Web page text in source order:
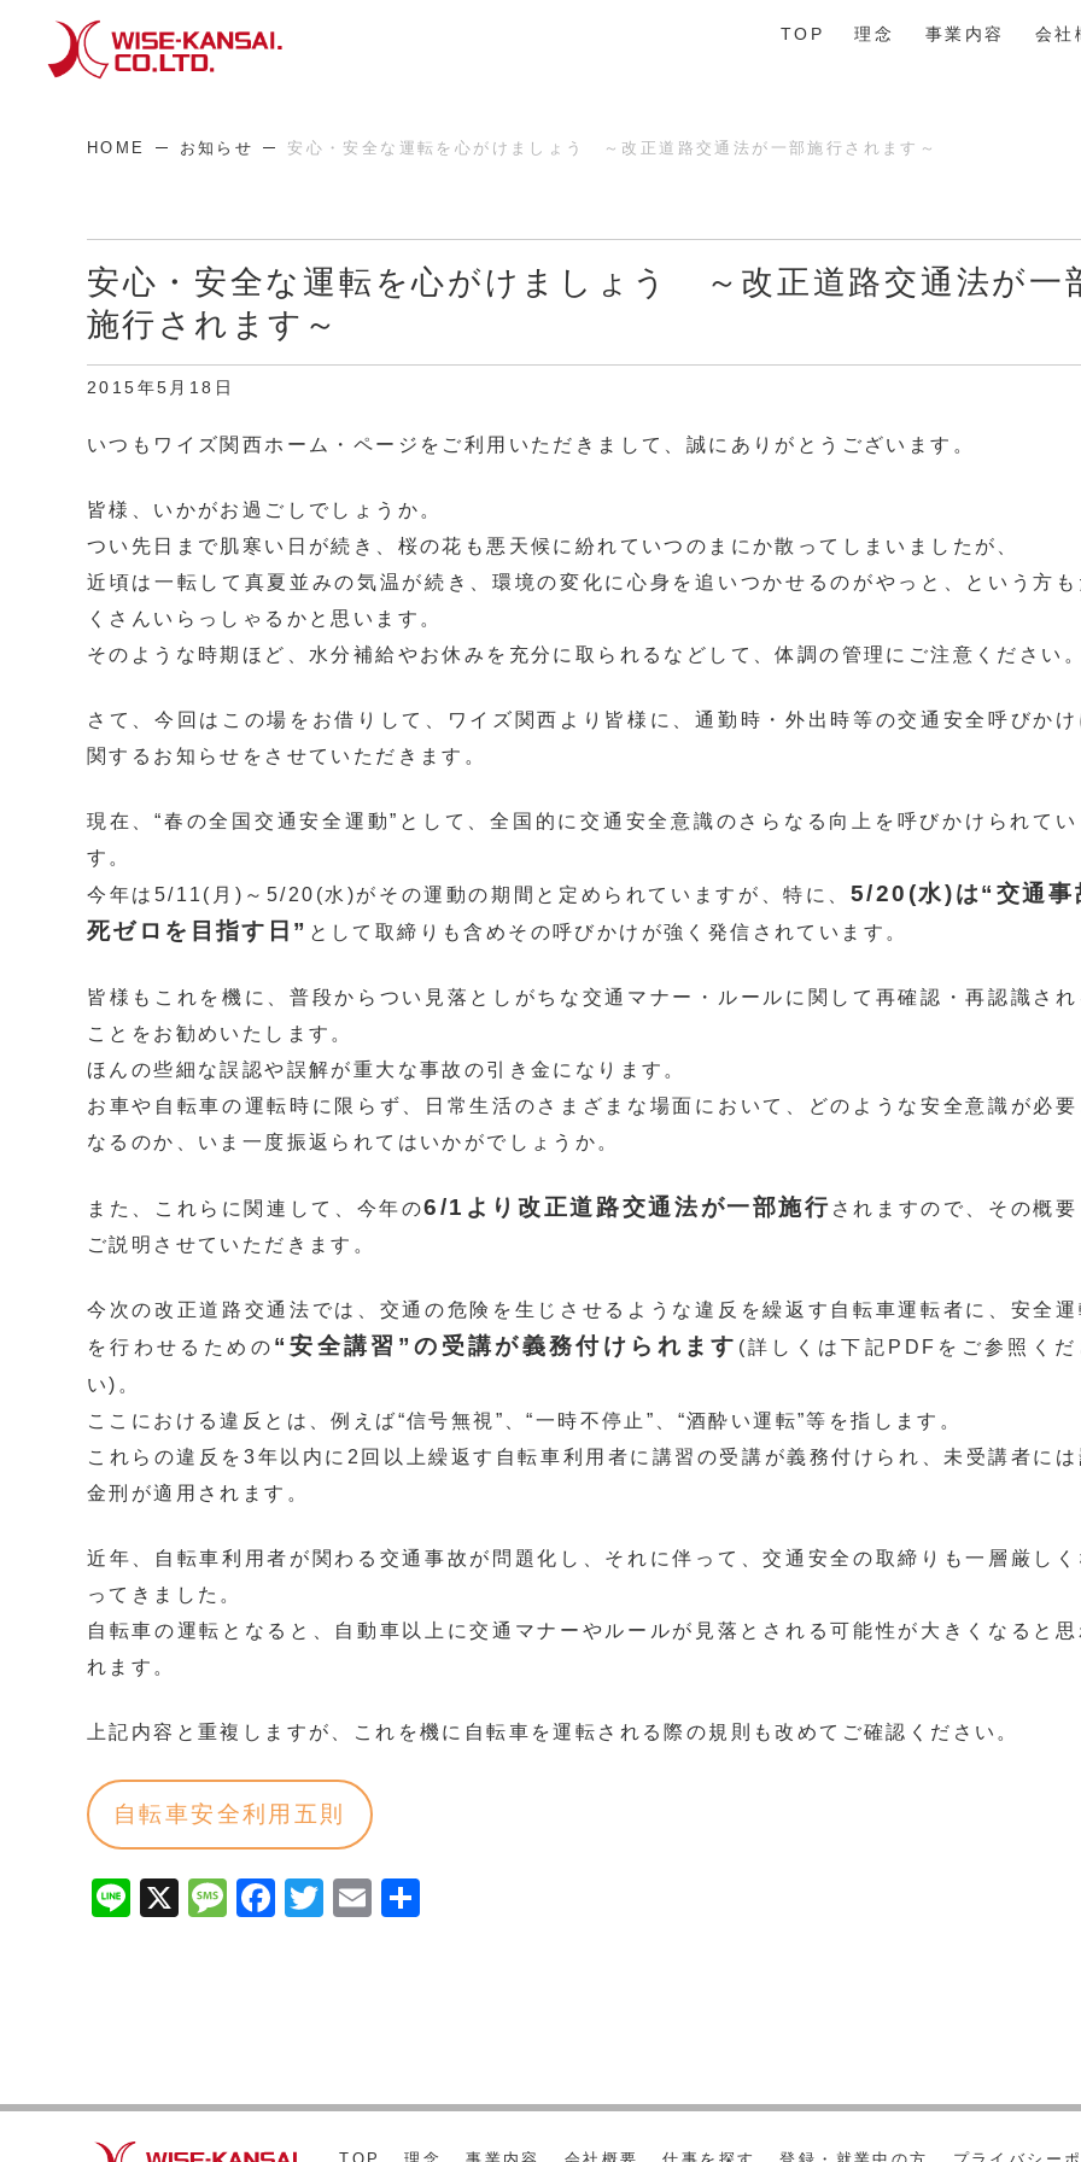
TOP 理念 事業内容 会社
HOME お知らせ 安心・安全な運転を心がけましょう ～改正道路交通法が一部施行されます～
安心・安全な運転を心がけましょう ～改正道路交通法が一
施行されます～
2015年5月18日
いつもワイズ関西ホーム・ページをご利用いただきまして、誠にありがとうございます。
皆様、いかがお過ごしでしょうか。
つい先日まで肌寒い日が続き、桜の花も悪天候に紛れていつのまにか散ってしまいましたが、
近頃は一転して真夏並みの気温が続き、環境の変化に心身を追いつかせるのがやっと、という方も
くさんいらっしゃるかと思います。
そのような時期ほど、水分補給やお休みを充分に取られるなどして、体調の管理にご注意ください。
さて、今回はこの場をお借りして、ワイズ関西より皆様に、通勤時・外出時等の交通安全呼びかけ
関するお知らせをさせていただきます。
現在、“春の全国交通安全運動”として、全国的に交通安全意識のさらなる向上を呼びかけられてい
す。
今年は5/11(月)～5/20(水)がその運動の期間と定められていますが、特に、5/20(水)は“交通事
死ゼロを目指す日” として取締りも含めその呼びかけが強く発信されています。
皆様もこれを機に、普段からつい見落としがちな交通マナー・ルールに関して再確認・再認識され
ことをお勧めいたします。
ほんの些細な誤認や誤解が重大な事故の引き金になります。
お車や自転車の運転時に限らず、日常生活のさまざまな場面において、どのような安全意識が必要
なるのか、いま一度振返られてはいかがでしょうか。
また、これらに関連して、今年の6/1より改正道路交通法が一部施行 されますので、その概要
ご説明させていただきます。
今次の改正道路交通法では、交通の危険を生じさせるような違反を繰返す自転車運転者に、安全運
を行わせるための “安全講習”の受講が義務付けられます (詳しくは下記PDFをご参照くだ
い) 。
ここにおける違反とは、例えば“信号無視”、“一時不停止”、“酒酔い運転”等を指します。
これらの違反を3年以内に2回以上繰返す自転車利用者に講習の受講が義務付けられ、未受講者には
金刑が適用されます。
近年、自転車利用者が関わる交通事故が問題化し、それに伴って、交通安全の取締りも一層厳しく
ってきました。
自転車の運転となると、自動車以上に交通マナーやルールが見落とされる可能性が大きくなると思
れます。
上記内容と重複しますが、これを機に自転車を運転される際の規則も改めてご確認ください。
自転車安全利用五則
Line
X Message
Facebook
Twitter
Email